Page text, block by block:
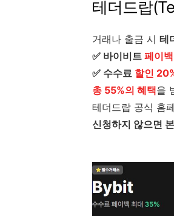
테더드랍
거래나 출금 시 테
✅ 바이비트 페이
✅ 수수료 할인
총 55%의 혜택을
테더드랍 공식 홈
신청하지 않으면